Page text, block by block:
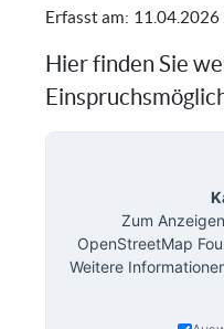
Erfasst am:
Hier finden Sie
Zum
OpenStreetMap
Weitere